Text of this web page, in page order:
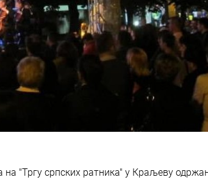
"Тргу српских ратника" у Краљеву